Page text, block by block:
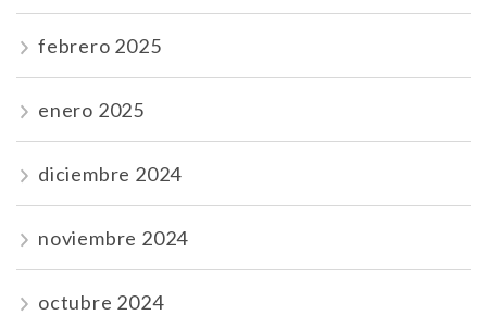
febrero 2025
enero 2025
diciembre 2024
noviembre 2024
octubre 2024